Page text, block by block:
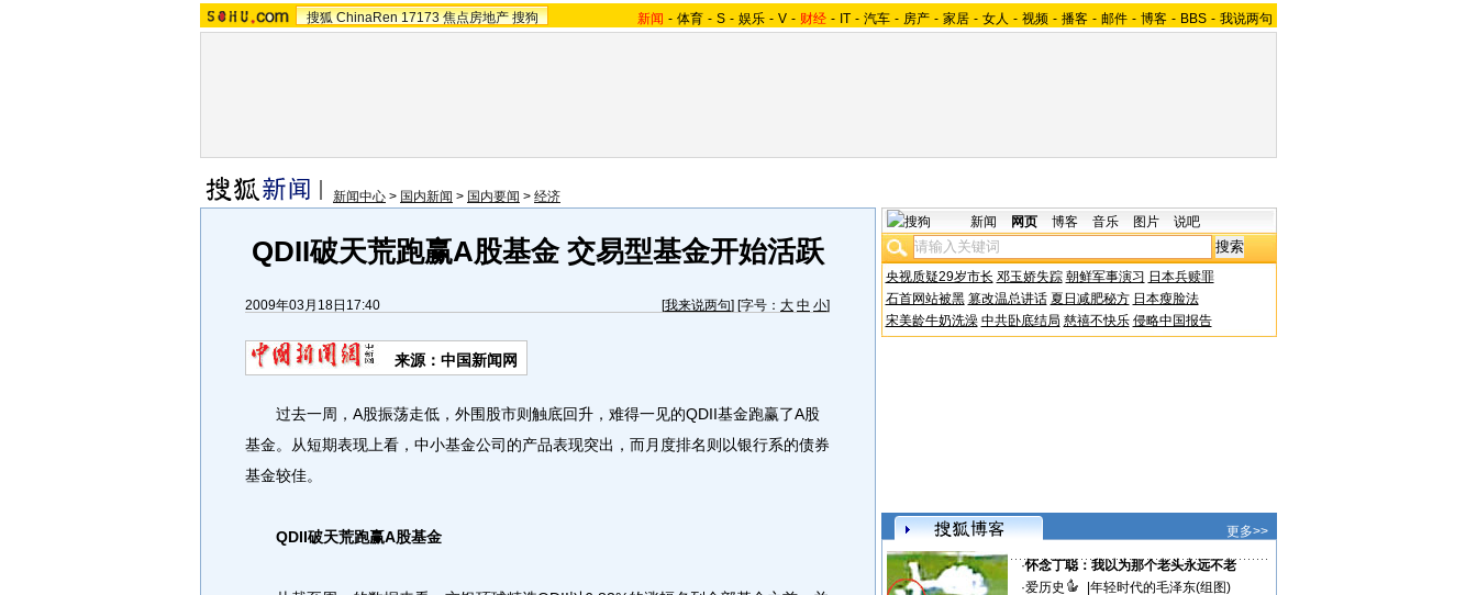
搜狐 ChinaRen 17173 焦点房地产 搜狗 新闻 - 体育 - S - 娱乐 - V - 财经 - IT - 汽车 - 房产 - 家居 - 女人 - 视频 - 播客 - 邮件 - 博客 - BBS - 我说两句
新闻中心 > 国内新闻 > 国内要闻 > 经济
QDII破天荒跑赢A股基金 交易型基金开始活跃
2009年03月18日17:40 [我来说两句] [字号： 大 中 小]
来源：中国新闻网
过去一周，A股振荡走低，外围股市则触底回升，难得一见的QDII基金跑赢了A股
基金。从短期表现上看，中小基金公司的产品表现突出，而月度排名则以银行系的债券
基金较佳。
QDII破天荒跑赢A股基金
新闻 网页 博客 音乐 图片 说吧
央视质疑29岁市长 邓玉娇失踪 朝鲜军事演习 日本兵赎罪
石首网站被黑 篡改温总讲话 夏日减肥秘方 日本瘦脸法
宋美龄牛奶洗澡 中共卧底结局 慈禧不快乐 侵略中国报告
更多>>
·怀念丁聪：我以为那个老头永远不老
·爱历史
年轻时代的毛泽东(组图)